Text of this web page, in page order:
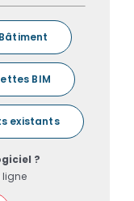
BIM
existants
?
ligne